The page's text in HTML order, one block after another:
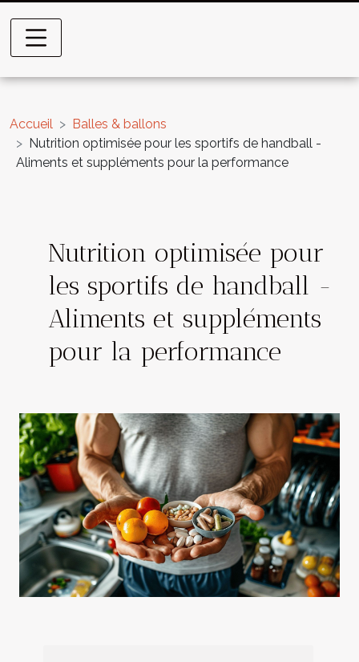
Accueil
Balles & ballons
Nutrition optimisée pour les sportifs de handball -
Aliments et suppléments pour la performance
Nutrition optimisée pour
les sportifs de handball -
Aliments et suppléments
pour la performance